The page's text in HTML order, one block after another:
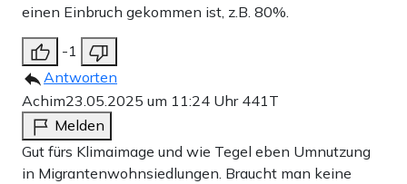
einen Einbruch gekommen ist, z.B. 80%.
-1
Antworten
Achim23.05.2025 um 11:24 Uhr 441T
Melden
Gut fürs Klimaimage und wie Tegel eben Umnutzung
in Migrantenwohnsiedlungen. Braucht man keine